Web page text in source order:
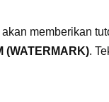
memberikan
(WATERMARK).